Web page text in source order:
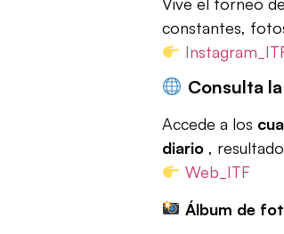
constantes,
Consulta
Accede a los
diario ,
Web_ITF
Álbum de